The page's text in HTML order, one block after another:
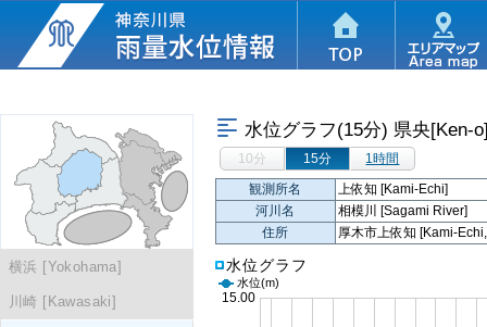
横浜 [Yokohama]
川崎 [Kawasaki]
水位グラフ(15分) 県央[Ken-
10分 15分
1時間
観測所名
上依知 [Kami-Echi]
河川名
相模川 [Sagami River]
住所
厚木市上依知 [Kami-
水位グラフ
水位(m)